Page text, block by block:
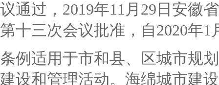
议通过，2019年11月29日安徽
第十三次会议批准，自2020年1
条例适用于市和县、区城市规
建设和管理活动。海绵城市建